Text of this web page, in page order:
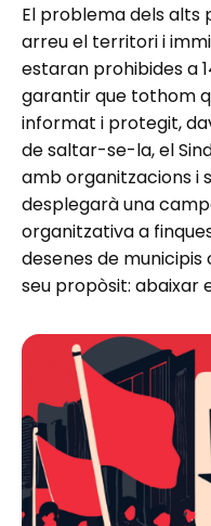
El problema dels alts
arreu el territori i
estaran prohibides a
garantir que tothom
informat i protegit,
de saltar-se-la, el
amb organitzacions i
desplegarà una
organitzativa a
desenes de
seu propòsit: abaixar